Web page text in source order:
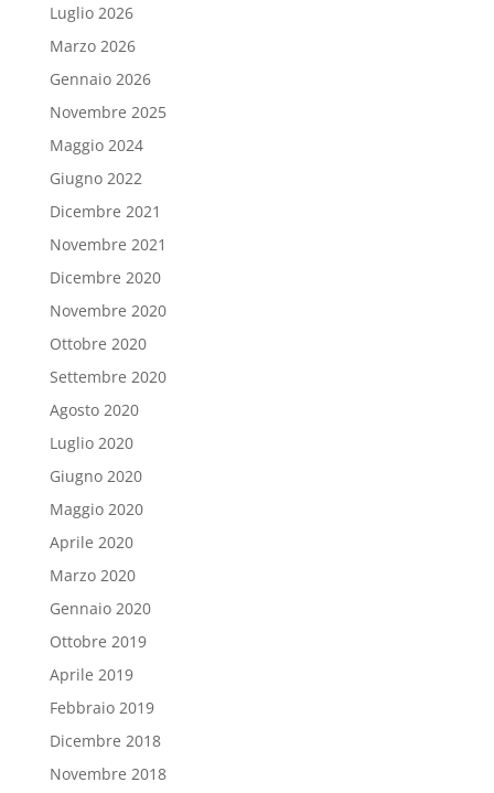
Luglio 2026
Marzo 2026
Gennaio 2026
Novembre 2025
Maggio 2024
Giugno 2022
Dicembre 2021
Novembre 2021
Dicembre 2020
Novembre 2020
Ottobre 2020
Settembre 2020
Agosto 2020
Luglio 2020
Giugno 2020
Maggio 2020
Aprile 2020
Marzo 2020
Gennaio 2020
Ottobre 2019
Aprile 2019
Febbraio 2019
Dicembre 2018
Novembre 2018